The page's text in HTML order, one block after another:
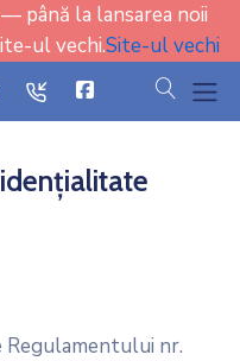
până la lansarea noii
ul vechi.Site-ul vechi
icon cauta
nr.